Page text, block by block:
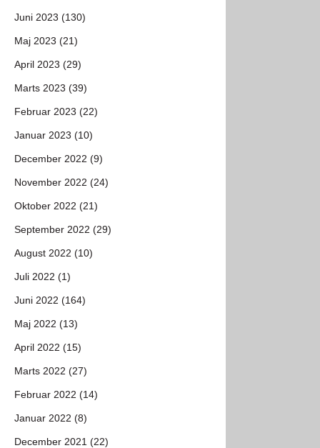
Juni 2023 (130)
Maj 2023 (21)
April 2023 (29)
Marts 2023 (39)
Februar 2023 (22)
Januar 2023 (10)
December 2022 (9)
November 2022 (24)
Oktober 2022 (21)
September 2022 (29)
August 2022 (10)
Juli 2022 (1)
Juni 2022 (164)
Maj 2022 (13)
April 2022 (15)
Marts 2022 (27)
Februar 2022 (14)
Januar 2022 (8)
December 2021 (22)